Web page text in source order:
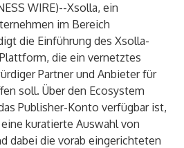
WIRE)--Xsolla, ein
im Bereich
die Einführung des Xsolla-
die ein vernetztes
Partner und Anbieter für
soll. Über den Ecosystem
Publisher-Konto verfügbar ist,
kuratierte Auswahl von
dabei die vorab eingerichteten